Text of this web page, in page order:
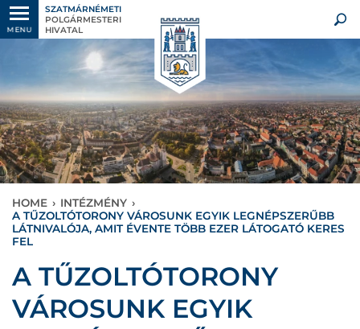
MENU
SZATMÁRNÉMETI
POLGÁRMESTERI
HIVATAL
HOME › INTÉZMÉNY ›
A TŰZOLTÓTORONY VÁROSUNK EGYIK LEGNÉPSZERŰBB
LÁTNIVALÓJA, AMIT ÉVENTE TÖBB EZER LÁTOGATÓ KERES
FEL
A TŰZOLTÓTORONY
VÁROSUNK EGYIK